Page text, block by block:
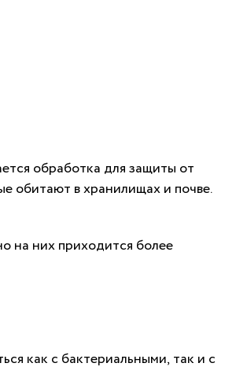
обработка для защиты от
обитают в хранилищах и почве.
на них приходится более
как с бактериальными, так и с